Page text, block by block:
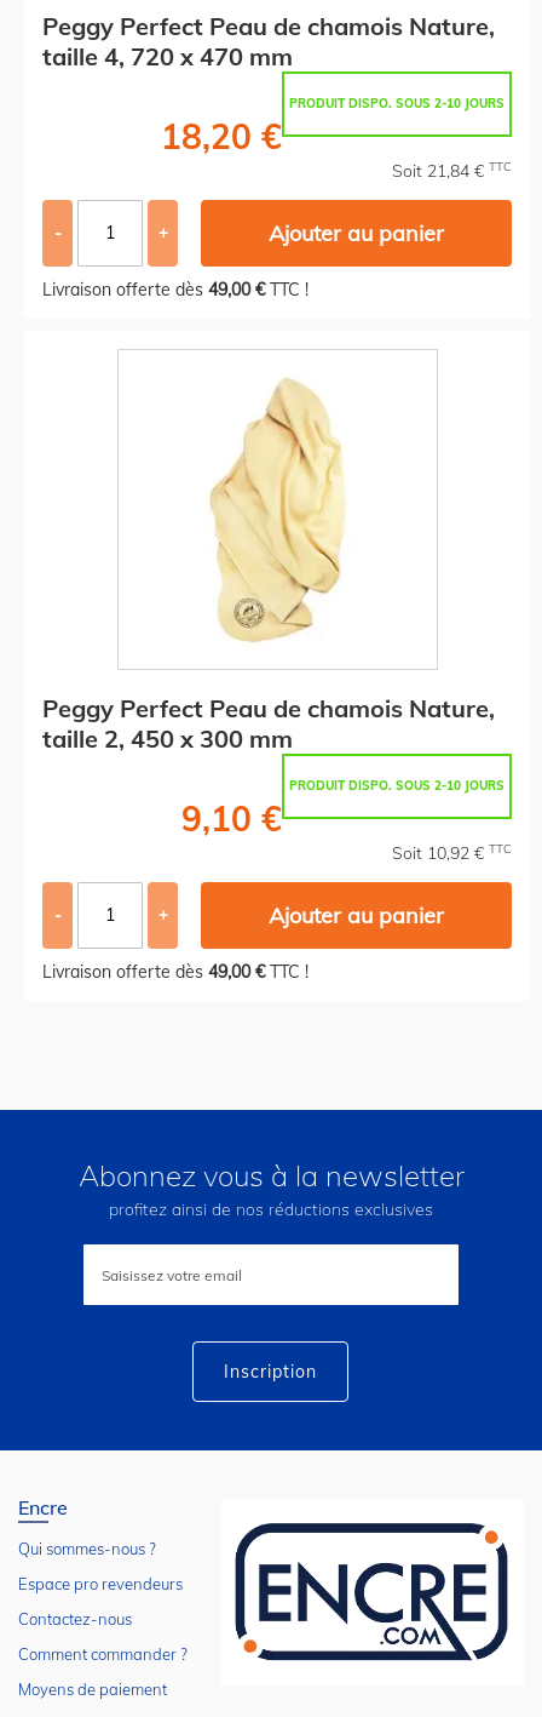
Peggy Perfect Peau de chamois Nature,
taille 4, 720 x 470 mm
PRODUIT DISPO. SOUS 2-10 JOURS
18,20 €
Soit 21,84 € TTC
- + Ajouter au panier
Livraison offerte dès 49,00 €TTC !
Peggy Perfect Peau de chamois Nature,
taille 2, 450 x 300 mm
PRODUIT DISPO. SOUS 2-10 JOURS
9,10 €
Soit 10,92 € TTC
- + Ajouter au panier
Livraison offerte dès 49,00 €TTC !
Abonnez vous à la newsletter
profitez ainsi de nos réductions exclusives
lettre
Inscription
Encre
Qui sommes-nous ?
Espace pro revendeurs
Contactez-nous
Comment commander ?
Moyens de paiement